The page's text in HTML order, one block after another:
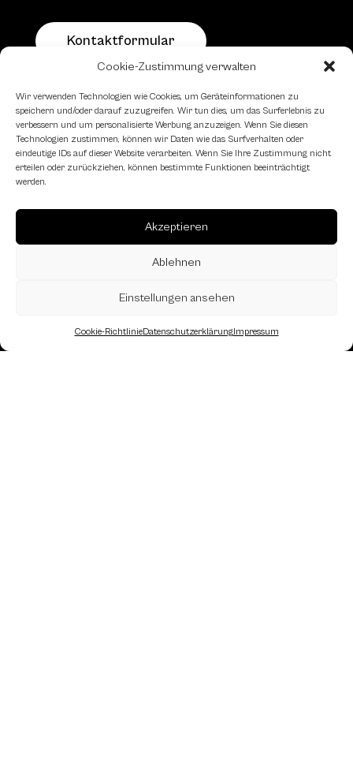
Cookie-Zustimmung verwalten
Wir verwenden Technologien wie Cookies, um Geräteinformationen zu
speichern und/oder darauf zuzugreifen. Wir tun dies, um das Surferlebnis zu
verbessern und um personalisierte Werbung anzuzeigen. Wenn Sie diesen
Technologien zustimmen, können wir Daten wie das Surfverhalten oder
eindeutige IDs auf dieser Website verarbeiten. Wenn Sie Ihre Zustimmung nicht
erteilen oder zurückziehen, können bestimmte Funktionen beeinträchtigt
werden.
Akzeptieren
Ablehnen
Einstellungen ansehen
Cookie-RichtlinieDatenschutzerklärungImpressum
Kontaktformular
Schachfreundliche Lokale